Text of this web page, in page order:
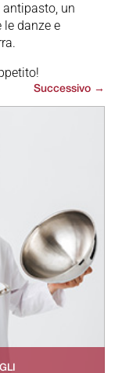
un
danze e
Successivo →